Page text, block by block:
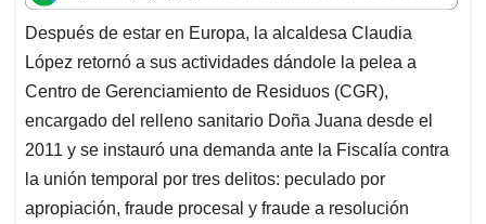
t
s
A
p
p
e
b
o
o
k
k
e
d
I
n
i
l
e
a
d
s
Después de estar en Europa, la alcaldesa Claudia
López retornó a sus actividades dándole la pelea a
Centro de Gerenciamiento de Residuos (CGR),
encargado del relleno sanitario Doña Juana desde el
2011 y se instauró una demanda ante la Fiscalía contra
la unión temporal por tres delitos: peculado por
apropiación, fraude procesal y fraude a resolución